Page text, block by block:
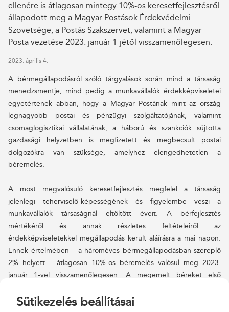
ellenére is átlagosan mintegy 10%-os keresetfejlesztésről
állapodott meg a Magyar Postások Érdekvédelmi
Szövetsége, a Postás Szakszervet, valamint a Magyar
Posta vezetése 2023. január 1-jétől visszamenőlegesen.
2023. április 4.
A bérmegállapodásról szóló tárgyalások során mind a társaság
menedzsmentje, mind pedig a munkavállalók érdekképviseletei
egyetértenek abban, hogy a Magyar Postának mint az ország
legnagyobb postai és pénzügyi szolgáltatójának, valamint
csomaglogisztikai vállalatának, a háború és szankciók sújtotta
gazdasági helyzetben is megfizetett és megbecsült postai
dolgozókra van szüksége, amelyhez elengedhetetlen a
béremelés.
A most megvalósuló keresetfejlesztés megfelel a társaság
jelenlegi teherviselő-képességének és figyelembe veszi a
munkavállalók társaságnál eltöltött éveit. A bérfejlesztés
mértékéről és annak részletes feltételeiről az
érdekképviseletekkel megállapodás került aláírásra a mai napon.
Ennek értelmében – a hároméves bérmegállapodásban szereplő
2% helyett – átlagosan 10%-os béremelés valósul meg 2023.
január 1-vel visszamenőlegesen. A megemelt béreket első
munkavállalók.
Sütikezelés beállításai